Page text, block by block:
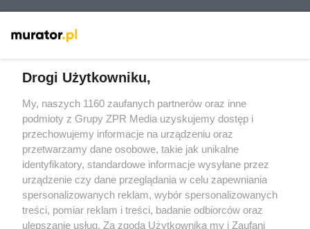
Żaden utwór zamieszczony w serwisie nie może być powielany i
rozpowszechniany lub dalej rozpowszechniany w jakikolwiek sposób
(w tym także elektroniczny lub mechaniczny) na jakimkolwiek polu
eksploatacji w jakiejkolwiek formie, włącznie z umieszczaniem w
Internecie bez pisemnej zgody właściciela praw. Jakiekolwiek użycie
lub wykorzystanie utworów w całości lub w części z naruszeniem
prawa, tzn. bez właściwej zgody, jest zabronione pod groźbą kary i
może być ścigane prawnie.
Drogi Użytkowniku,
My, naszych 1160 zaufanych partnerów oraz inne
podmioty z Grupy ZPR Media uzyskujemy dostęp i
przechowujemy informacje na urządzeniu oraz
przetwarzamy dane osobowe, takie jak unikalne
identyfikatory, standardowe informacje wysyłane przez
urządzenie czy dane przeglądania w celu zapewniania
spersonalizowanych reklam, wybór spersonalizowanych
treści, pomiar reklam i treści, badanie odbiorców oraz
ulepszanie usług. Za zgodą Użytkownika my i Zaufani